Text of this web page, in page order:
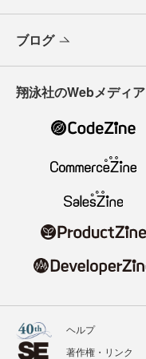
ブログ
翔泳社のWebメディア
ヘルプ
著作権・リンク